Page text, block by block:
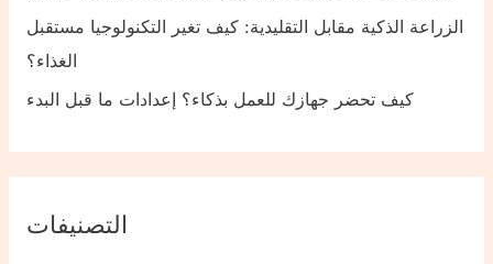
الزراعة الذكية مقابل التقليدية: كيف تغير التكنولوجيا مستقبل
الغذاء؟
كيف تحضر جهازك للعمل بذكاء؟ إعدادات ما قبل البدء
التصنيفات